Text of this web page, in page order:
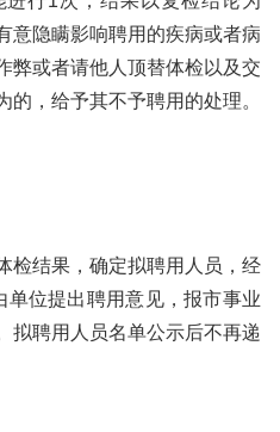
意隐瞒影响聘用的疾病或者病
弊或者请他人顶替体检以及交
，给予其不予聘用的处理。
检结果，确定拟聘用人员，经
位提出聘用意见，报市事业
拟聘用人员名单公示后不再递